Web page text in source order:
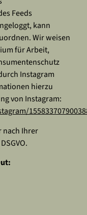
Feeds
kann
Wir weisen
für Arbeit,
Instagram
hierzu
von Instagram:
nach Ihrer